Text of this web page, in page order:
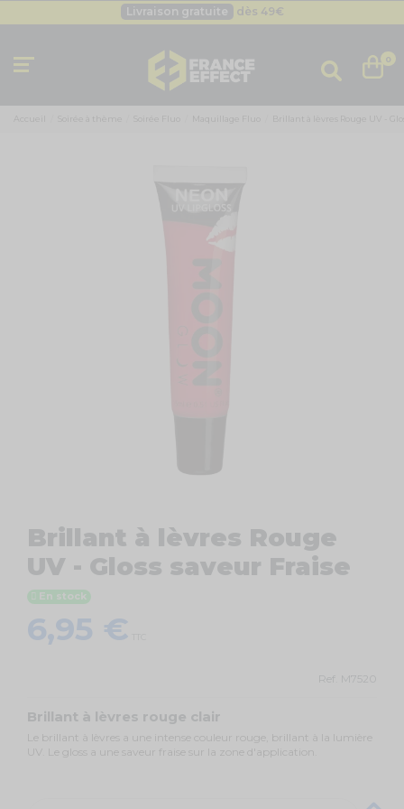
Besoin d'un devis pro ?
Cliquez ici
0
Accueil Soirée à thème Maquillage Fluo Brillant à lèvres Rouge UV -
Brillant à lèvres Rouge
UV - Gloss saveur Fraise
En stock
6,95 €
Ref. M7520
Brillant à lèvres rouge clair
Le brillant à lèvres a une intense couleur rouge, brillant à la lumière
UV. Le gloss a une saveur fraise sur la zone d'application.